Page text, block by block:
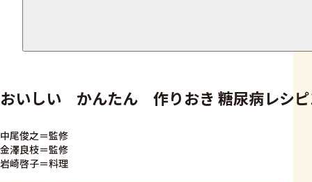
おいしい かんたん 作りおき 糖尿病レシ
中尾俊之＝監修
金澤良枝＝監修
岩崎啓子＝料理